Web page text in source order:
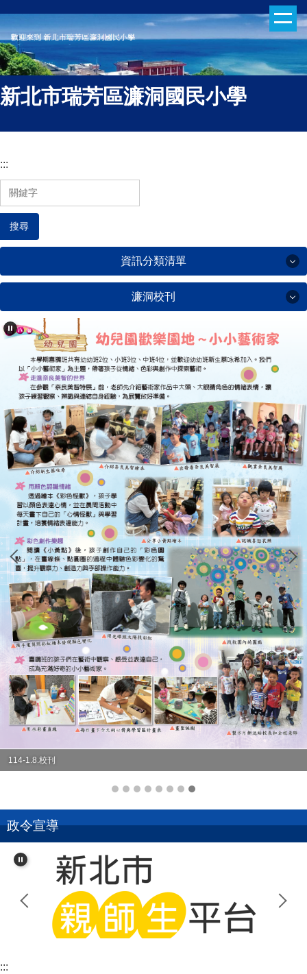
到
主
要
內
容
區
新北市瑞芳區濂洞國民小學
:::
搜尋
資訊分類清單
學校簡介
行政單位
校友專區
濂洞校刊
學習資源
成果專區
英語日活動專區
校外人士協助教學專區
濂洞國小70週年校慶
濂洞校刊
濂洞校刊
心濂心校刊
濂洞電子報
114-1.8.校刊
政令宣導
:::